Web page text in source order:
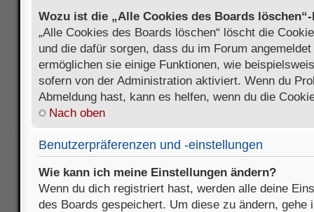
Wozu ist die „Alle Cookies des Boards
„Alle Cookies des Boards löschen“ löscht die
und die dafür sorgen, dass du im Forum
ermöglichen sie einige Funktionen, wie
sofern von der Administration aktiviert. Wenn du
Abmeldung hast, kann es helfen, wenn du die
Nach oben
Benutzerpräferenzen und -einstellungen
Wie kann ich meine Einstellungen ändern?
Wenn du dich registriert hast, werden alle deine
des Boards gespeichert. Um diese zu ändern, gehe